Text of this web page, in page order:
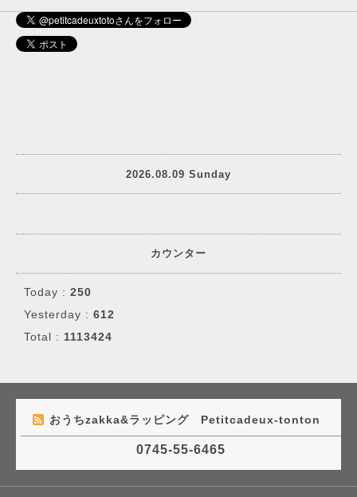
2026.08.09 Sunday
カウンター
Today : 250
Yesterday : 612
Total : 1113424
おうちzakka&ラッピング Petitcadeux-tonton
0745-55-6465